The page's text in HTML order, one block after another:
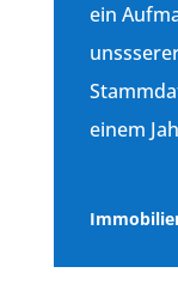
ein
einem